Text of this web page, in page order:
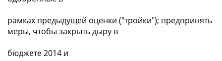
рамках предыдущей оценки ("тройки"); предпринять
меры, чтобы закрыть дыру в
бюджете 2014 и